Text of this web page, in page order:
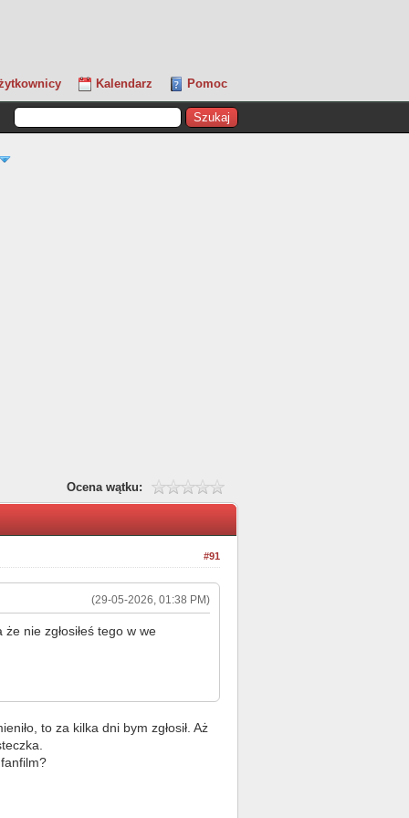
Kalendarz Pomoc
Ocena wątku:
#91
(29-05-2026, 01:38 PM)
nie zgłosiłeś tego w we
to za kilka dni bym zgłosił. Aż